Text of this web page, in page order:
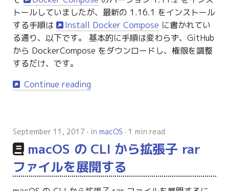
トールしていましたが、最新の 1.16.1 をインストール
する手順は
Install Docker Compose に書かれてい
る通り、以下です。 基本的に手順は変わらず、GitHub
から DockerCompose をダウンロードし、権限を調整
するだけ、です。
Continue reading
September 11, 2017 in macOS 1 min read
macOS の CLI から拡張子 rar
ファイルを展開する